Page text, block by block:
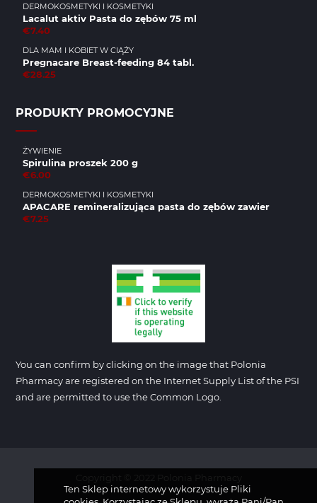
Ten Sklep internetowy wykorzystuje Pliki
DERMOKOSMETYKI I KOSMETYKI
Lacalut aktiv Pasta do zębów 75 ml
€7.40
DLA MAM I KOBIET W CIĄŻY
Pregnacare Breast-feeding 84 tabl.
€28.25
PRODUKTY PROMOCYJNE
ŻYWIENIE
Spirulina proszek 200 g
€6.00
DERMOKOSMETYKI I KOSMETYKI
APACARE remineralizująca pasta do zębów zawier
€7.25
You can confirm by clicking on the image that Polonia
Pharmacy are registered on the Internet Supply List of the PSI
and are permitted to use the Common Logo.